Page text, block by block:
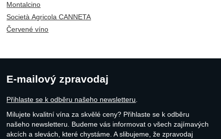
Montalcino
Società Agricola CANNETA
Červené víno
E-mailový zpravodaj
Přihlaste se k odběru našeho newsletteru
Milujete kvalitní vína za skvělé ceny? Přihlaste se k odběru
našeho newsletteru. Budeme vás informovat o všech zajímavých
akcích a slevách, které chystáme. A slibujeme, že zpravodaj